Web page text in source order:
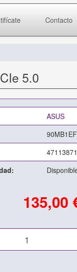
Contacto
5.0
ASUS
135,00